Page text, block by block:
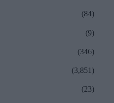
(84)
(9)
(346)
(3,851)
(23)